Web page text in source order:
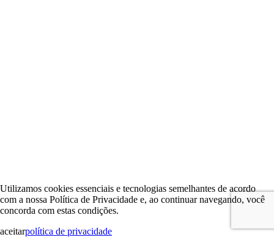
Utilizamos cookies essenciais e tecnologias semelhantes de acordo
com a nossa Política de Privacidade e, ao continuar navegando, você
concorda com estas condições.
aceitarpolítica de privacidade